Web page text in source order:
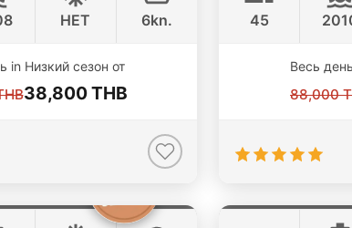
НЕТ 6kn.
in Низкий сезон от
38,800 THB
45
Весь
88,000